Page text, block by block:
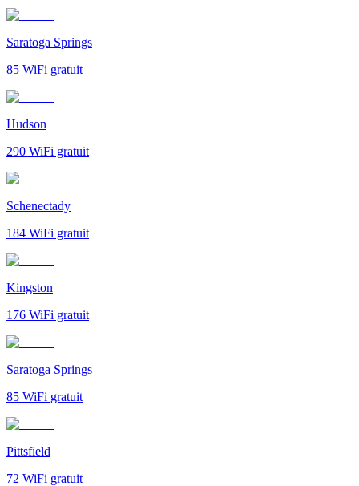
Saratoga Springs
85 WiFi gratuit
Hudson
290 WiFi gratuit
Schenectady
184 WiFi gratuit
Kingston
176 WiFi gratuit
Saratoga Springs
85 WiFi gratuit
Pittsfield
72 WiFi gratuit